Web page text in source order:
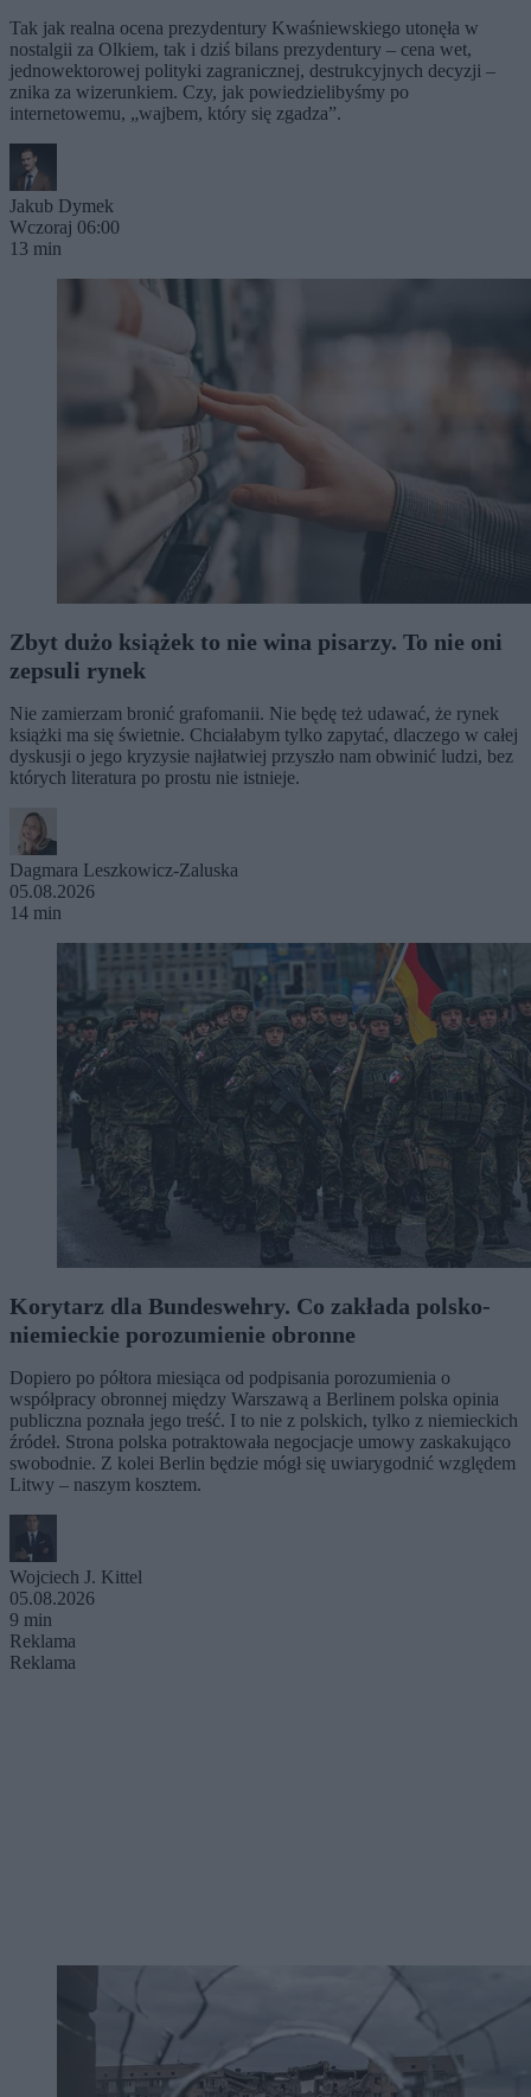
Tak jak realna ocena prezydentury Kwaśniewskiego utonęła w
nostalgii za Olkiem, tak i dziś bilans prezydentury – cena wet,
jednowektorowej polityki zagranicznej, destrukcyjnych decyzji –
znika za wizerunkiem. Czy, jak powiedzielibyśmy po
internetowemu, „wajbem, który się zgadza”.
Jakub Dymek
Wczoraj 06:00
13 min
Zbyt dużo książek to nie wina pisarzy. To nie oni
zepsuli rynek
Nie zamierzam bronić grafomanii. Nie będę też udawać, że rynek
książki ma się świetnie. Chciałabym tylko zapytać, dlaczego w całej
dyskusji o jego kryzysie najłatwiej przyszło nam obwinić ludzi, bez
których literatura po prostu nie istnieje.
Dagmara Leszkowicz-Zaluska
05.08.2026
14 min
Korytarz dla Bundeswehry. Co zakłada polsko-
niemieckie porozumienie obronne
Dopiero po półtora miesiąca od podpisania porozumienia o
współpracy obronnej między Warszawą a Berlinem polska opinia
publiczna poznała jego treść. I to nie z polskich, tylko z niemieckich
źródeł. Strona polska potraktowała negocjacje umowy zaskakująco
swobodnie. Z kolei Berlin będzie mógł się uwiarygodnić względem
Litwy – naszym kosztem.
Wojciech J. Kittel
05.08.2026
9 min
Reklama
Reklama